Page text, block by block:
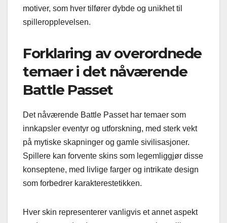
motiver, som hver tilfører dybde og unikhet til
spilleropplevelsen.
Forklaring av overordnede
temaer i det nåværende
Battle Passet
Det nåværende Battle Passet har temaer som
innkapsler eventyr og utforskning, med sterk vekt
på mytiske skapninger og gamle sivilisasjoner.
Spillere kan forvente skins som legemliggjør disse
konseptene, med livlige farger og intrikate design
som forbedrer karakterestetikken.
Hver skin representerer vanligvis et annet aspekt